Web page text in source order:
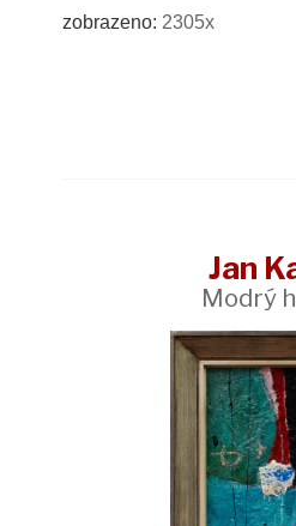
zobrazeno: 2305x
Jan
Modrý